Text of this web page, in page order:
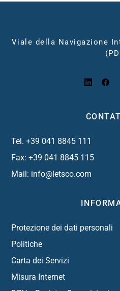
Viale della Navigazione
Tel. +39 041 8845 111
Fax: +39 041 8845 115
Mail: info@letsco.com
Protezione dei dati personali
Politiche
Carta dei Servizi
Misura Internet